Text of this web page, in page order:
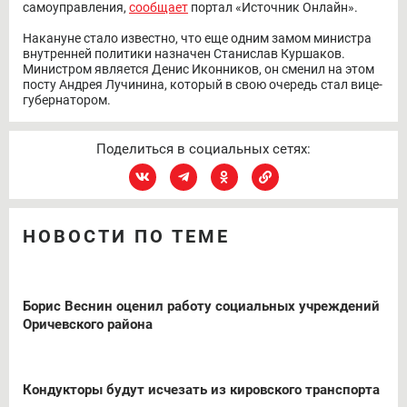
самоуправления, сообщает портал «Источник Онлайн».
Накануне стало известно, что еще одним замом министра
внутренней политики назначен Станислав Куршаков.
Министром является Денис Иконников, он сменил на этом
посту Андрея Лучинина, который в свою очередь стал вице-
губернатором.
Поделиться в социальных сетях:
НОВОСТИ ПО ТЕМЕ
Борис Веснин оценил работу социальных учреждений
Оричевского района
Кондукторы будут исчезать из кировского транспорта